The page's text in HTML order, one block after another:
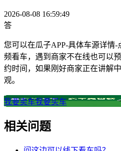
2026-08-08 16:59:49
答
您可以在瓜子APP-具体车源详情
频看车，遇到商家不在线也可以
约时间，如果刚好商家正在讲解
观。
我要卖车我要买车
相关问题